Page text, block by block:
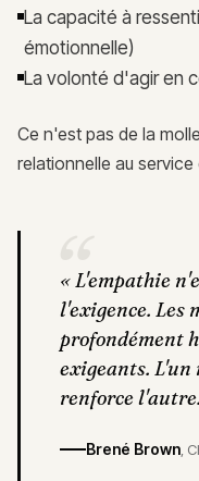
La capacité à
émotionnelle)
La volonté d'agir en
Ce n'est pas de la
relationnelle au
“
«L'empathie
l'exigence. Les
profondément
exigeants. L'un
renforce l'autre.
Brené Brown,